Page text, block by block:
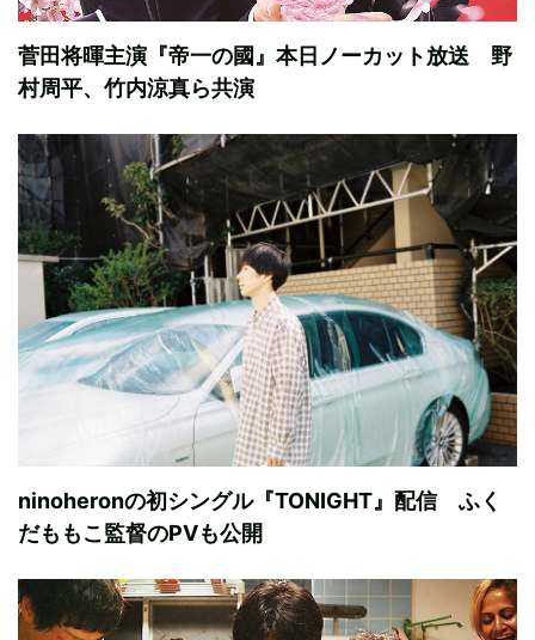
菅田将暉主演『帝一の國』本日ノーカット放送 野
村周平、竹内涼真ら共演
ninoheronの初シングル『TONIGHT』配信 ふく
だももこ監督のPVも公開